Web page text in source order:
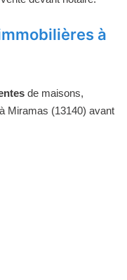
à
de maisons,
Miramas (13140) avant